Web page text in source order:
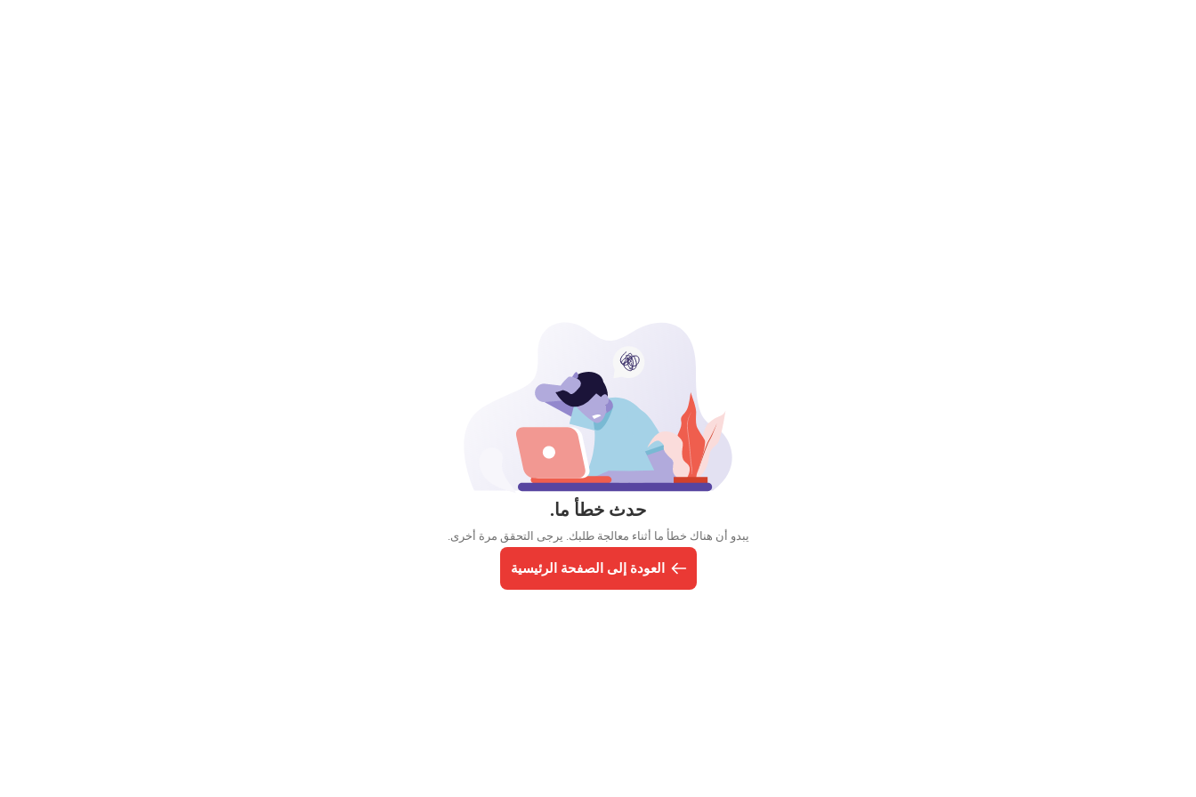
حدث خطأ ما.
يبدو أن هناك خطأ ما أثناء معالجة طلبك. يرجى التحقق مرة أخرى.
العودة إلى الصفحة الرئيسية